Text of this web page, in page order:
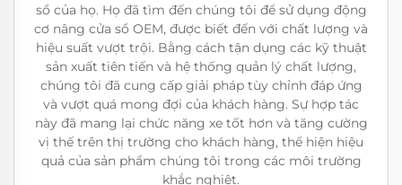
sổ của họ. Họ đã tìm đến chúng tôi để sử dụng động
cơ nâng cửa sổ OEM, được biết đến với chất lượng và
hiệu suất vượt trội. Bằng cách tận dụng các kỹ thuật
sản xuất tiên tiến và hệ thống quản lý chất lượng,
chúng tôi đã cung cấp giải pháp tùy chỉnh đáp ứng
và vượt quá mong đợi của khách hàng. Sự hợp tác
này đã mang lại chức năng xe tốt hơn và tăng cường
vị thế trên thị trường cho khách hàng, thể hiện hiệu
quả của sản phẩm chúng tôi trong các môi trường
khắc nghiệt.